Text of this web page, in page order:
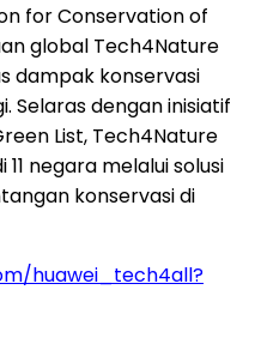
for Conservation of
global Tech4Nature
dampak konservasi
Selaras dengan inisiatif
List, Tech4Nature
negara melalui solusi
konservasi di
huawei_tech4all?